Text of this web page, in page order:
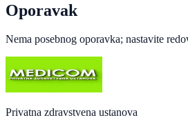
Oporavak
Nema posebnog oporavka; nastavite
Privatna zdravstvena ustanova